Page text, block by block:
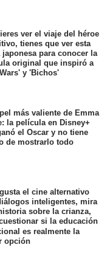
ver el viaje del héroe
tienes que ver esta
japonesa para conocer la
original que inspiró a
y 'Bichos'
más valiente de Emma
la película en Disney+
el Oscar y no tiene
de mostrarlo todo
el cine alternativo
inteligentes, mira
sobre la crianza,
si la educación
es realmente la
opción